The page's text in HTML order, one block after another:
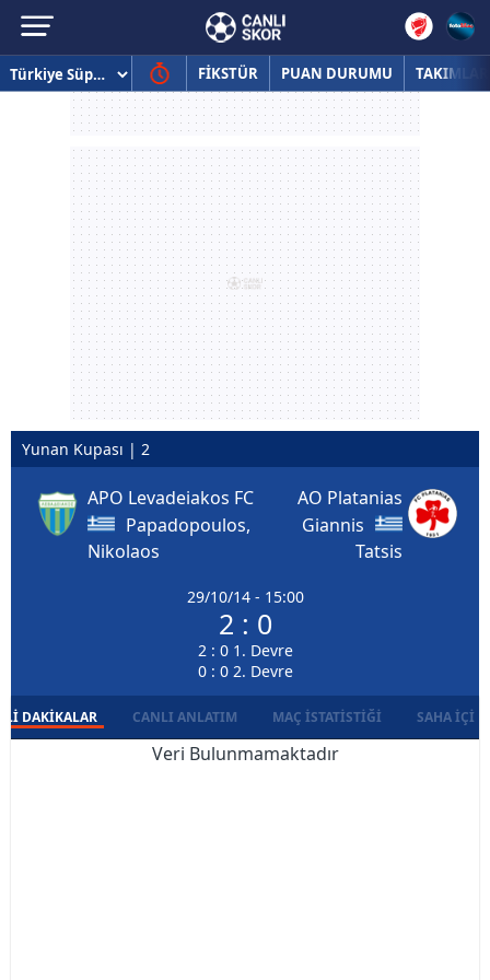
FİKSTÜR PUAN DURUMU TAKIMLAR
Yunan Kupası | 2
APO Levadeiakos FC
Papadopoulos,
Nikolaos
29/10/14 - 15:00
2 : 0
2 : 0 1. Devre
0 : 0 2. Devre
AO Platanias
Giannis
Tatsis
DAKIKALAR CANLI ANLATIM MAÇ İSTATISTIĞI SAHA İÇI
Veri Bulunmamaktadır